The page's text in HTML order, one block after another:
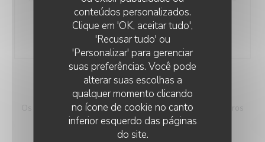
conteúdos personalizados.
Clique em 'OK, aceitar tudo',
'Recusar tudo' ou
'Personalizar' para gerenciar
suas preferências. Você pode
alterar suas escolhas a
qualquer momento clicando
no ícone de cookie no canto
inferior esquerdo das páginas
do site.
Pornstar
12,00 EUR
INHA COCKTAILS
Os principais elementos da praia inspiram nossos primeiros
cocktails autorais para este verão…